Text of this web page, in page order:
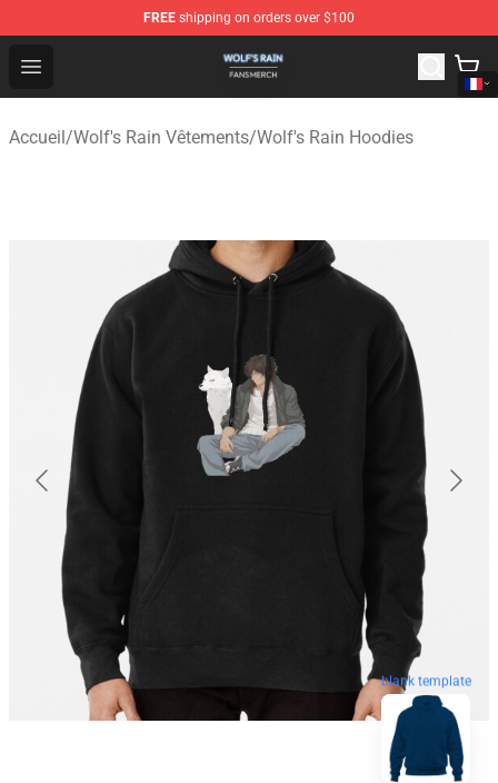
FREE shipping on orders over $100
Open menu
Wolf's Rain Shop - Official Wolf's Rain Merchandise Store
Accueil/Wolf's Rain Vêtements/Wolf's Rain Hoodies
blank template